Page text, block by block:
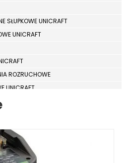
SŁUPKOWE UNICRAFT
UNICRAFT
ROZRUCHOWE
UNICRAFT
UNICRAFT